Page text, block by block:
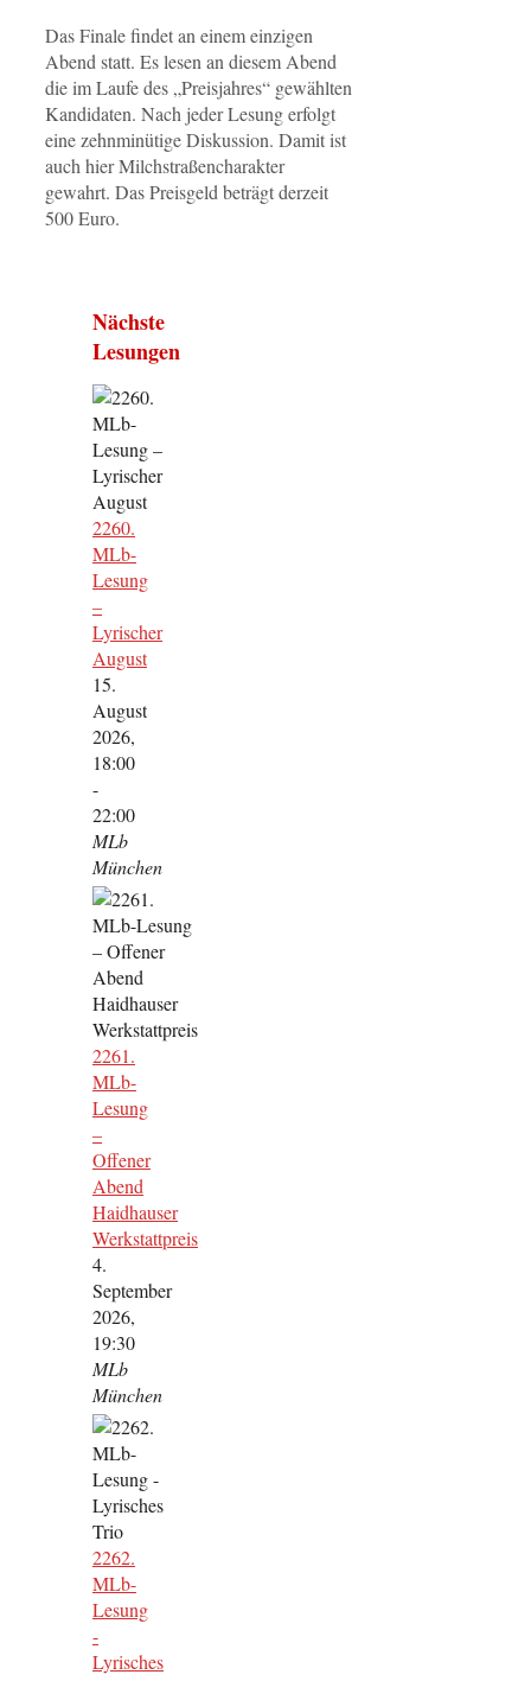
Das Finale findet an einem einzigen
Abend statt. Es lesen an diesem Abend
die im Laufe des „Preisjahres“ gewählten
Kandidaten. Nach jeder Lesung erfolgt
eine zehnminütige Diskussion. Damit ist
auch hier Milchstraßencharakter
gewahrt. Das Preisgeld beträgt derzeit
500 Euro.
Nächste
Lesungen
2260.
MLb-
Lesung
–
Lyrischer
August
15.
August
2026,
18:00
-
22:00
MLb
München
2261.
MLb-
Lesung
–
Offener
Abend
Haidhauser
Werkstattpreis
4.
September
2026,
19:30
MLb
München
2262.
MLb-
Lesung
-
Lyrisches